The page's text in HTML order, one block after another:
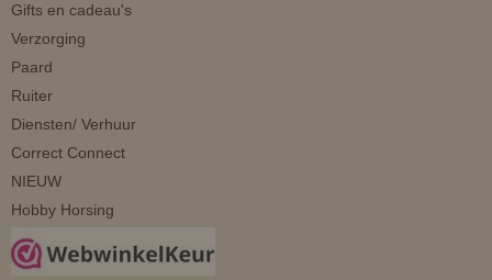
Gifts en cadeau's
Verzorging
Paard
Ruiter
Diensten/ Verhuur
Correct Connect
NIEUW
Hobby Horsing